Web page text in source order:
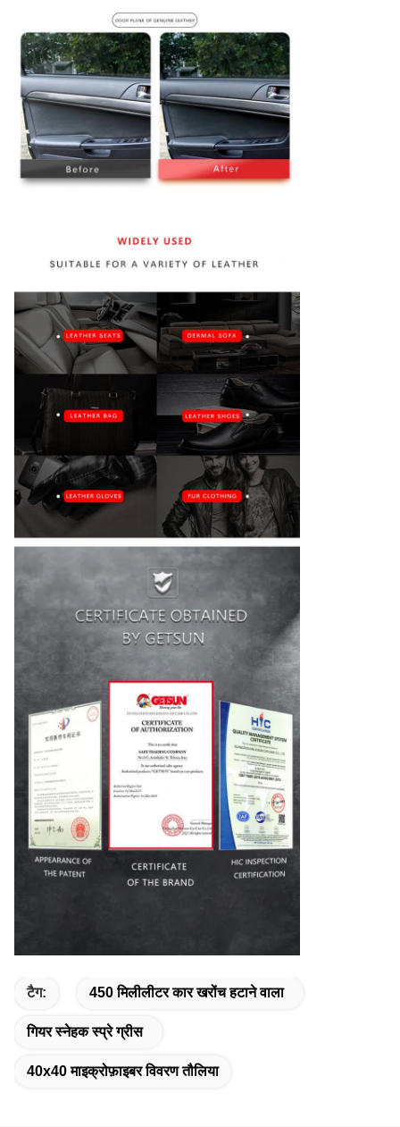
टैग: 450 मिलीलीटर कार खरोंच हटाने वाला
गियर स्नेहक स्प्रे ग्रीस
40x40 माइक्रोफ़ाइबर विवरण तौलिया